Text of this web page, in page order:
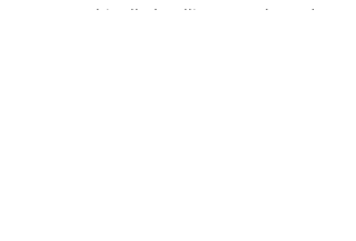
maschinelle Intelligenz mehr und